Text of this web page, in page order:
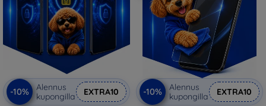
-10%
Alennus
kupongilla
EXTRA10 -10%
Alennus
kupongilla
EXTRA10